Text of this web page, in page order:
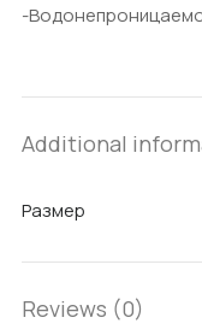
-
Additional
Размер
Reviews (0)